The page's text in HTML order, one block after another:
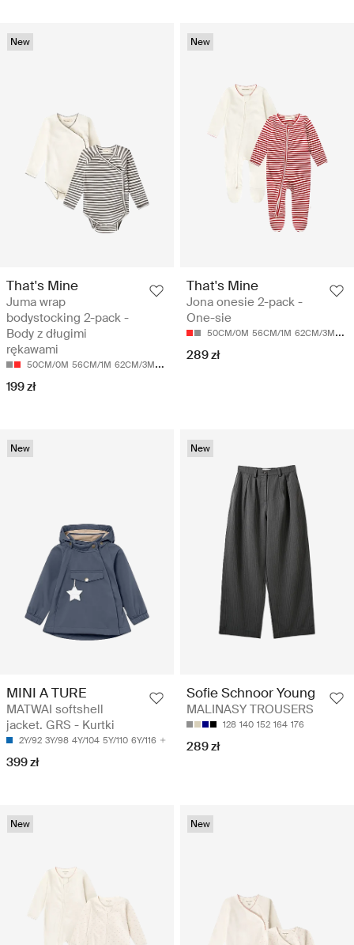
New
That's Mine
Juma wrap
bodystocking 2-pack -
Body z długimi
rękawami
50CM/0M 56CM/1M 62CM/3M 68CM/6M
199 zł
New
That's Mine
Jona onesie 2-pack -
One-sie
50CM/0M 56CM/1M 62CM/3M
289 zł
New
MINI A TURE
MATWAI softshell
jacket. GRS - Kurtki
2Y/92 3Y/98 4Y/104 5Y/110 6Y/116
399 zł
New
Sofie Schnoor Young
MALINASY TROUSERS
128 140 152 164 176
289 zł
New New